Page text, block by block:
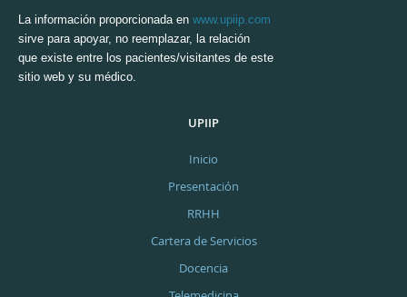
La información proporcionada en www.upiip.com
sirve para apoyar, no reemplazar, la relación
que existe entre los pacientes/visitantes de este
sitio web y su médico.
UPIIP
Inicio
Presentación
RRHH
Cartera de Servicios
Docencia